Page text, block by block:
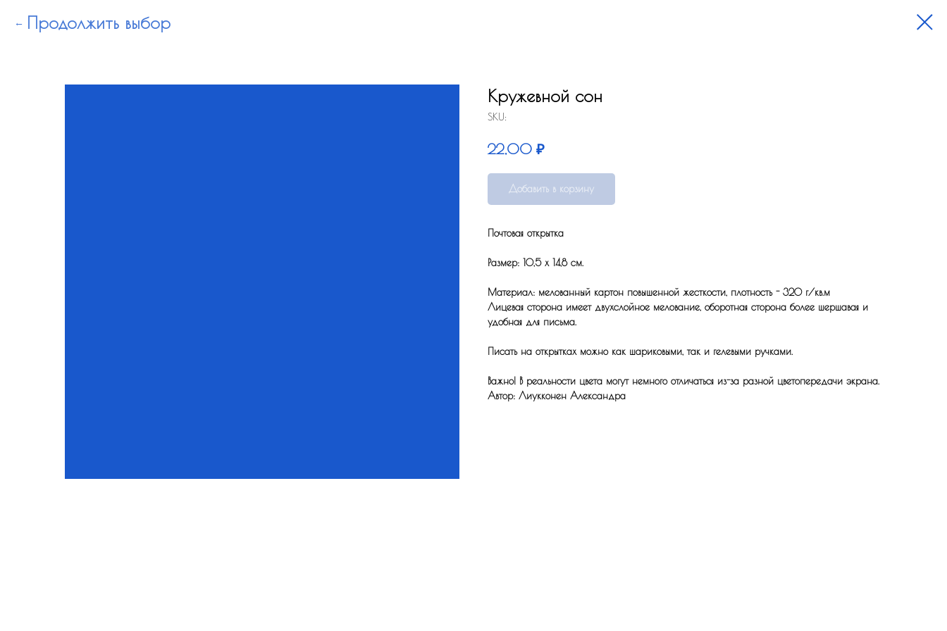
Продолжить выбор
Кружевной сон
SKU:
22,00 ₽
Добавить в корзину
Почтовая открытка
Размер: 10,5 x 14,8 см.
Материал: мелованный картон повышенной жесткости, плотность - 320 г/кв.м
Лицевая сторона имеет двухслойное мелование, оборотная сторона более шершавая и
удобная для письма.
Писать на открытках можно как шариковыми, так и гелевыми ручками.
Важно! В реальности цвета могут немного отличаться из-за разной цветопередачи экрана.
Автор: Лиукконен Александра